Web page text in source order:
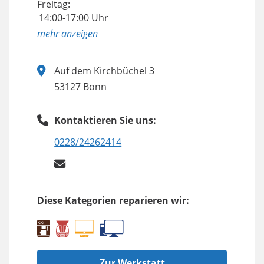
Freitag:
14:00-17:00 Uhr
anzeigen
Auf dem Kirchbüchel 3
53127 Bonn
Kontaktieren Sie uns:
0228/24262414
Diese Kategorien reparieren wir: